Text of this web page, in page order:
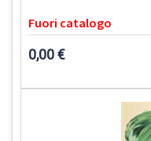
Fuori catalogo
0,00 €